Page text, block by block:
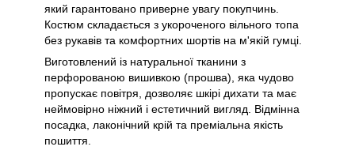
який гарантовано приверне увагу покупчинь.
Костюм складається з укороченого вільного топа
без рукавів та комфортних шортів на м'якій гумці.
Виготовлений із натуральної тканини з
перфорованою вишивкою (прошва), яка чудово
пропускає повітря, дозволяє шкірі дихати та має
неймовірно ніжний і естетичний вигляд. Відмінна
посадка, лаконічний крій та преміальна якість
пошиття.